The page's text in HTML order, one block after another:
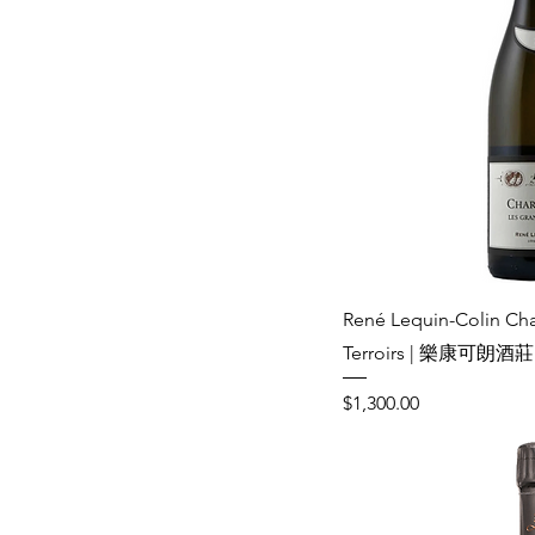
René Lequin-Colin
Terroirs | 樂康可朗酒
Price
$1,300.00